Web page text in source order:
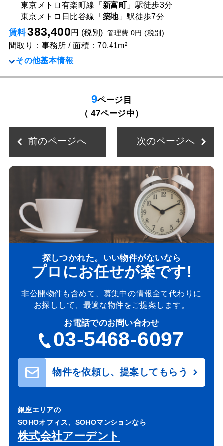
東京メトロ有楽町線「 新富町 」駅徒歩3分
東京メトロ日比谷線「 築地」駅徒歩7分
賃料383,400円 (税別)管理費:0円 (税別)
間取り：事務所 / 面積：70.41m²
その他基本情報
9ページ目
（ 47ページ中）
前のページへ 次のページへ
探しつかれた。いい物件がないなら
プロにお任せが楽です!
非公開物件も含めて、募集中の情報全て代わりに
お探しして、最適な物件をご提案します。
お電話でのお問い合わせ
03-5468-6097
物件を依頼し、提案してもらう
銀座エリアの
SOHOオフィス、SOHOマンションなら
株式会社アーデント